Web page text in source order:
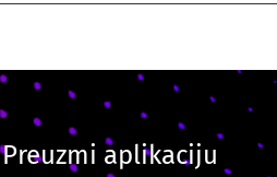
Preuzmi aplikaciju